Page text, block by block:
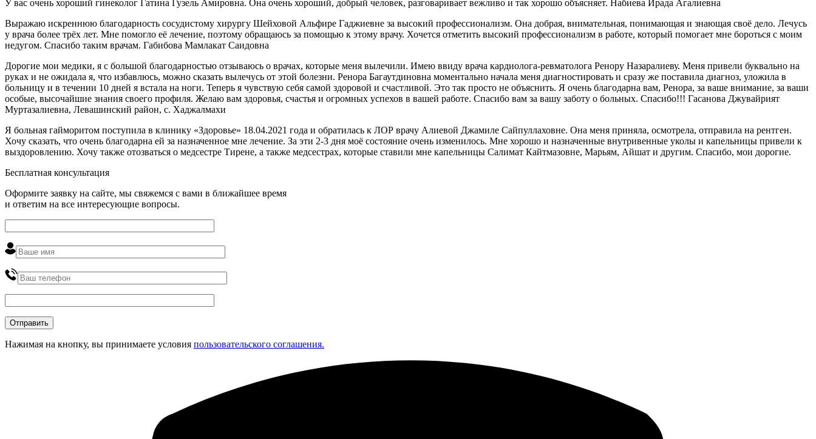
У вас очень хороший гинеколог Гатина Гузель Амировна. Она очень хороший, добрый человек, разговаривает вежливо и так хорошо объясняет. Набиева Ирада Агалиевна
Выражаю искреннюю благодарность сосудистому хирургу Шейховой Альфире Гаджиевне за высокий профессионализм. Она добрая, внимательная, понимающая и знающая своё дело. Лечусь
у врача более трёх лет. Мне помогло её лечение, поэтому обращаюсь за помощью к этому врачу. Хочется отметить высокий профессионализм в работе, который помогает мне бороться с моим
недугом. Спасибо таким врачам. Габибова Мамлакат Саидовна
Дорогие мои медики, я с большой благодарностью отзываюсь о врачах, которые меня вылечили. Имею ввиду врача кардиолога-ревматолога Ренору Назаралиеву. Меня привели буквально на
руках и не ожидала я, что избавлюсь, можно сказать вылечусь от этой болезни. Ренора Багаутдиновна моментально начала меня диагностировать и сразу же поставила диагноз, уложила в
больницу и в течении 10 дней я встала на ноги. Теперь я чувствую себя самой здоровой и счастливой. Это так просто не объяснить. Я очень благодарна вам, Ренора, за ваше внимание, за ваши
особые, высочайшие знания своего профиля. Желаю вам здоровья, счастья и огромных успехов в вашей работе. Спасибо вам за вашу заботу о больных. Спасибо!!! Гасанова Джувайрият
Муртазалиевна, Левашинский район, с. Хаджалмахи
Я больная гайморитом поступила в клинику «Здоровье» 18.04.2021 года и обратилась к ЛОР врачу Алиевой Джамиле Сайпуллаховне. Она меня приняла, осмотрела, отправила на рентген.
Хочу сказать, что очень благодарна ей за назначенное мне лечение. За эти 2-3 дня моё состояние очень изменилось. Мне хорошо и назначенные внутривенные уколы и капельницы привели к
выздоровлению. Хочу также отозваться о медсестре Тирене, а также медсестрах, которые ставили мне капельницы Салимат Кайтмазовне, Марьям, Айшат и другим. Спасибо, мои дорогие.
Бесплатная консультация
Оформите заявку на сайте, мы свяжемся с вами в ближайшее время
и ответим на все интересующие вопросы.
Нажимая на кнопку, вы принимаете условия пользовательского соглашения.